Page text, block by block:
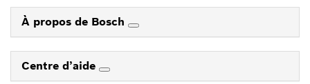
À propos de Bosch
Centre d’aide